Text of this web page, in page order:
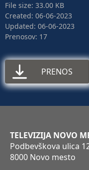
File size: 33.00 KB
Created: 06-06-2023
Updated: 06-06-2023
Prenosov: 17
PRENOS
TELEVIZIJA NOVO
Podbevškova ulica
8000 Novo mesto